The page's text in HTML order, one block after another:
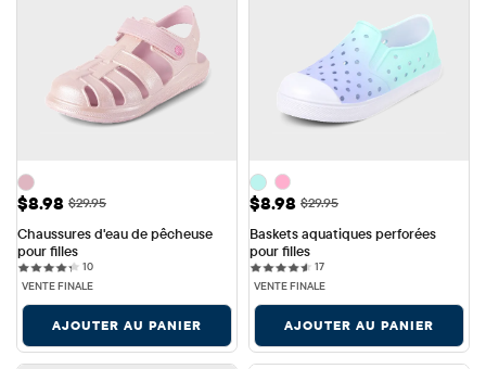
Prix ​​de vente: $8.98
$8.98 Prix ​​d'origine: $29.95
$29.95
Chaussures d'eau de pêcheuse
pour filles
1010 reviews
VENTE FINALE
AJOUTER AU PANIER
Prix ​​de vente: $8.98
$8.98 Prix ​​d'origine: $29.95
$29.95
Baskets aquatiques perforées
pour filles
1717 reviews
VENTE FINALE
AJOUTER AU PANIER